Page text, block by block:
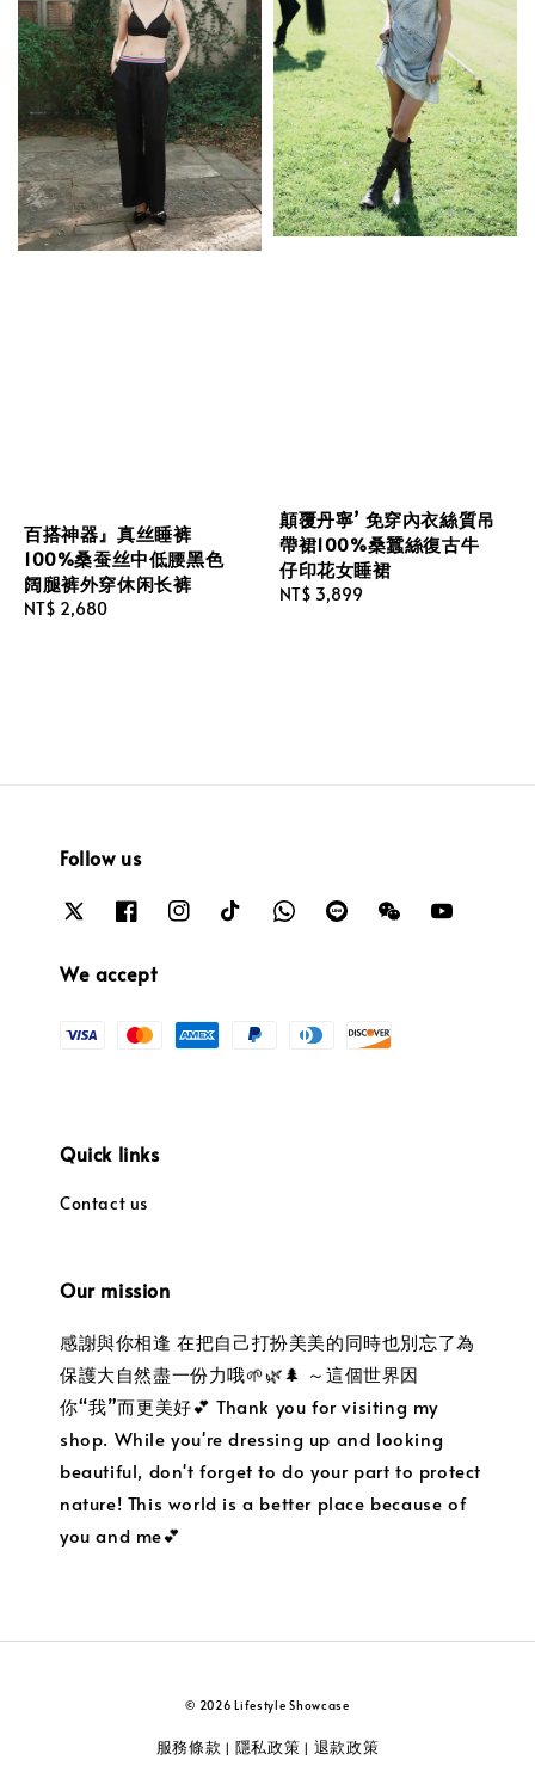
百搭神器』真丝睡裤
100%桑蚕丝中低腰黑色
阔腿裤外穿休闲长裤
Regular
NT$ 2,680
顛覆丹寧’ 免穿內衣絲質吊
帶裙100%桑蠶絲復古牛
仔印花女睡裙
Regular
NT$ 3,899
Follow us
We accept
Quick links
Contact us
Our mission
感謝與你相逢 在把自己打扮美美的同時也別忘了為
保護大自然盡一份力哦🌱🌿🌲 ～這個世界因
你“我”而更美好💕 Thank you for visiting my
shop. While you're dressing up and looking
beautiful, don't forget to do your part to protect
nature! This world is a better place because of
you and me💕
© 2026 Lifestyle Showcase
服務條款 | 隱私政策 | 退款政策